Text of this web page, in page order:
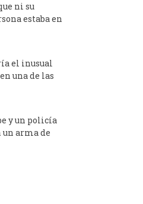
ni su
estaba en
el inusual
una de las
y un policía
un arma de